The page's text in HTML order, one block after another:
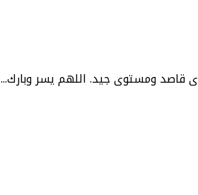
قاصد ومستوى جيد. اللهم يسر وبارك...